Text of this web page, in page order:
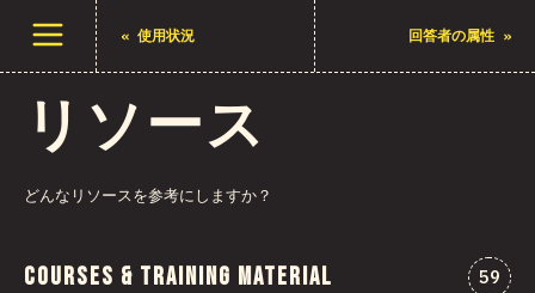
メニューを開く« 使用状況 回答者の属性 »
リソース
どんなリソースを参考にしますか？
Courses & Training Material 59